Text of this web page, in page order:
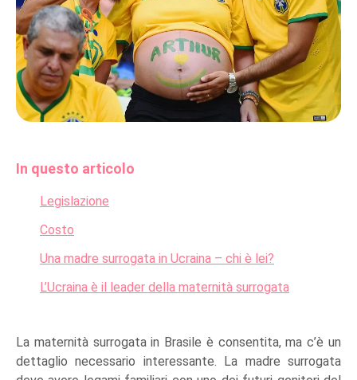
In questo articolo
Legislazione
Costo
Una madre surrogata in Ucraina – chi è lei?
L’Ucraina è il leader della maternità surrogata
La maternità surrogata in Brasile è consentita, ma c’è un
dettaglio necessario interessante. La madre surrogata